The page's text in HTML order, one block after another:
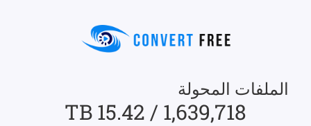
الملفات المحولة
1,639,718 / 15.42 TB